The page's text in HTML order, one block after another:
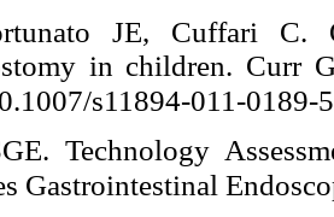
JE, Cuffari C.
in children. Curr
s11894-011-0189-
Technology
Gastrointestinal